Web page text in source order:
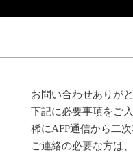
お問い合わせありが
下記に必要事項をご
稀にAFP通信から二
ご連絡の必要な方は